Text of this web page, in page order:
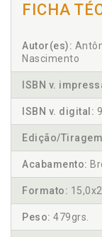
FICHA
Autor(es):
Nascimento
ISBN v.
ISBN v. digital:
Edição/
Acabamento:
Formato:
Peso: 479grs.